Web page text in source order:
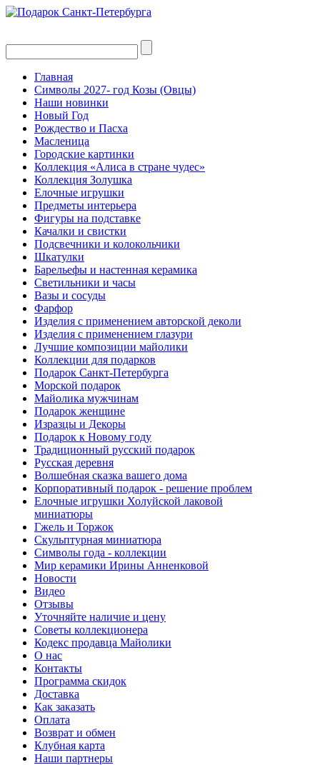
Главная
Символы 2027- год Козы (Овцы)
Наши новинки
Новый Год
Рождество и Пасха
Масленица
Городские картинки
Коллекция «Алиса в стране чудес»
Коллекция Золушка
Елочные игрушки
Предметы интерьера
Фигуры на подставке
Качалки и свистки
Подсвечники и колокольчики
Шкатулки
Барельефы и настенная керамика
Светильники и часы
Вазы и сосуды
Фарфор
Изделия с применением авторской деколи
Изделия с применением глазури
Лучшие композиции майолики
Коллекции для подарков
Подарок Санкт-Петербурга
Морской подарок
Майолика мужчинам
Подарок женщине
Изразцы и Декоры
Подарок к Новому году
Традиционный русский подарок
Русская деревня
Волшебная сказка вашего дома
Корпоративный подарок - решение проблем
Елочные игрушки Холуйской лаковой
миниатюры
Гжель и Торжок
Скульптурная миниатюра
Символы года - коллекции
Мир керамики Ирины Анненковой
Новости
Видео
Отзывы
Уточняйте наличие и цену
Советы коллекционера
Кодекс продавца Майолики
О нас
Контакты
Программа скидок
Доставка
Как заказать
Оплата
Возврат и обмен
Клубная карта
Наши партнеры